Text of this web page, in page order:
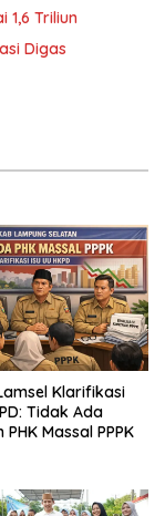
1,6 Triliun
Digas
Klarifikasi
Tidak Ada
Massal PPPK